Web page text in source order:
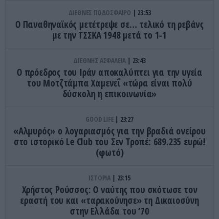
ΔΙΕΘΝΕΣ ΠΟΔΟΣΦΑΙΡΟ 23:53
Ο Παναθηναϊκός μετέτρεψε σε… τελικό τη ρεβάνς
με την ΤΣΣΚΑ 1948 μετά το 1-1
ΔΙΕΘΝΗΣ ΑΣΦΑΛΕΙΑ 23:43
Ο πρόεδρος του Ιράν αποκαλύπτει για την υγεία
του Μοτζτάμπα Χαμενεΐ «τώρα είναι πολύ
δύσκολη η επικοινωνία»
GOOD LIFE 23:27
«Αλμυρός» ο λογαριασμός για την βραδιά ονείρου
στο ιστορικό Le Club του Σεν Τροπέ: 689.235 ευρώ!
(φωτό)
ΙΣΤΟΡΙΑ 23:15
Χρήστος Ρούσσος: Ο ναύτης που σκότωσε τον
εραστή του και «ταρακούνησε» τη Δικαιοσύνη
στην Ελλάδα του ’70